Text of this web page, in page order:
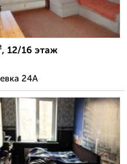
12/16 этаж
24А